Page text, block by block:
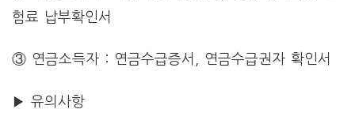
험료 납부확인서
③ 연금소득자 : 연금수급증서, 연금수급권자 확인서
▶ 유의사항